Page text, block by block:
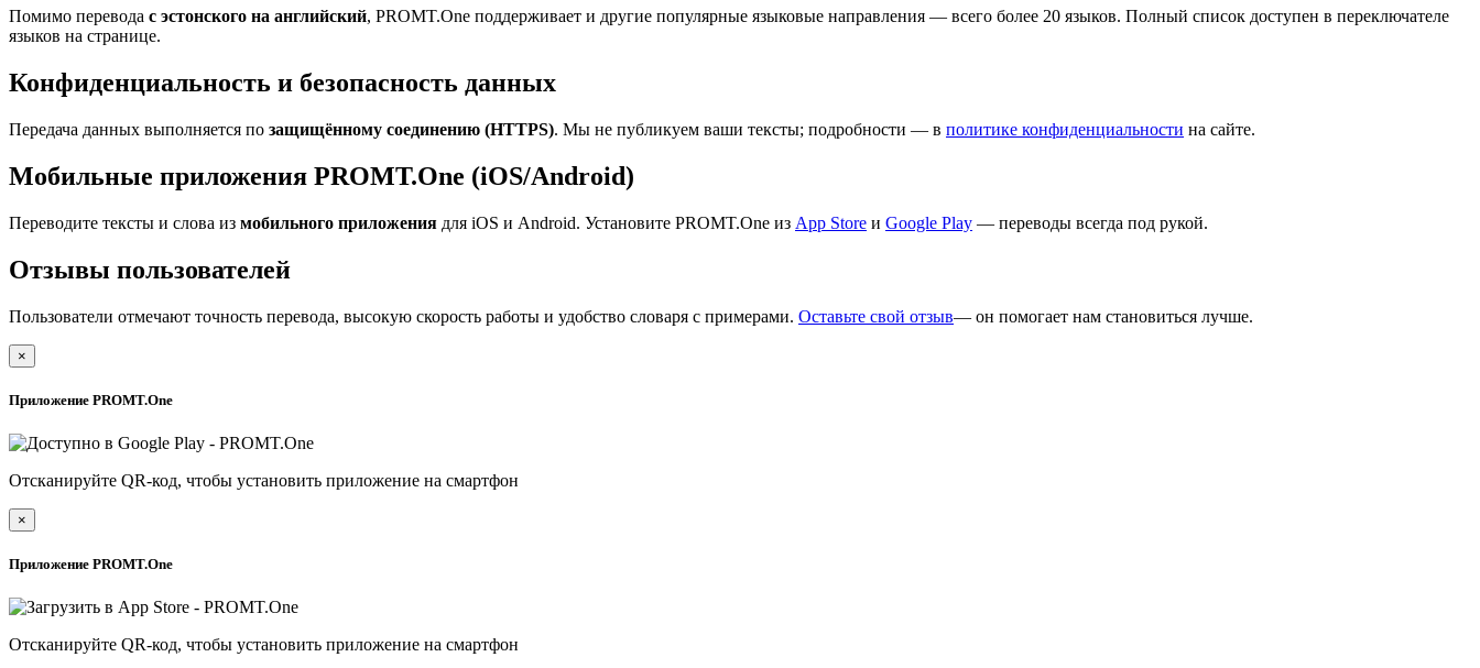
Помимо перевода с эстонского на английский, PROMT.One поддерживает и другие популярные языковые направления — всего более 20 языков. Полный список доступен в переключателе
языков на странице.
Конфиденциальность и безопасность данных
Передача данных выполняется по защищённому соединению (HTTPS). Мы не публикуем ваши тексты; подробности — в политике конфиденциальности на сайте.
Мобильные приложения PROMT.One (iOS/Android)
Переводите тексты и слова из мобильного приложения для iOS и Android. Установите PROMT.One из App Store и Google Play — переводы всегда под рукой.
Отзывы пользователей
Пользователи отмечают точность перевода, высокую скорость работы и удобство словаря с примерами. Оставьте свой отзыв— он помогает нам становиться лучше.
×
Приложение PROMT.One
Отсканируйте QR-код, чтобы установить приложение на смартфон
×
Приложение PROMT.One
Отсканируйте QR-код, чтобы установить приложение на смартфон